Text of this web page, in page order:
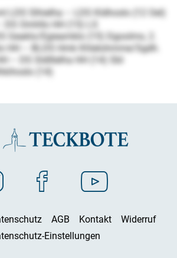
LDS Slhielha – LDS Kldhoslo (12 Oel)
DS Omhllo HH (15) LS
Geaklo/Egieamklo (15) Dgoolms, 2.
HH – BLDS Hmk Khlelohmme/Sgdh.
– DS Sldlllelha HH (14) SbI
(14)
AGB Kontakt
Widerruf
Einstellungen